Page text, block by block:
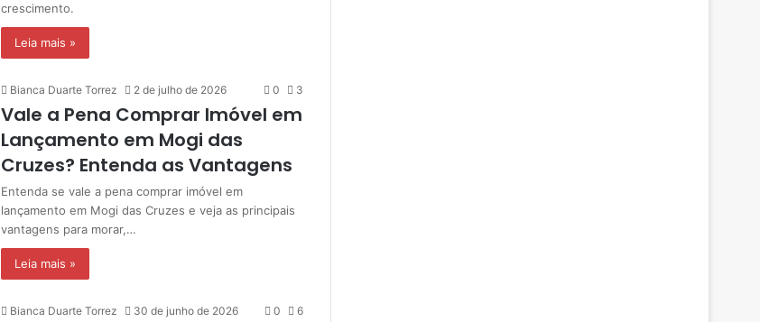
crescimento.
Leia mais »
Bianca Duarte Torrez 2 de julho de 2026 0 3
Vale a Pena Comprar Imóvel em
Lançamento em Mogi das
Cruzes? Entenda as Vantagens
Entenda se vale a pena comprar imóvel em
lançamento em Mogi das Cruzes e veja as principais
vantagens para morar,…
Leia mais »
Bianca Duarte Torrez 30 de junho de 2026 0 6